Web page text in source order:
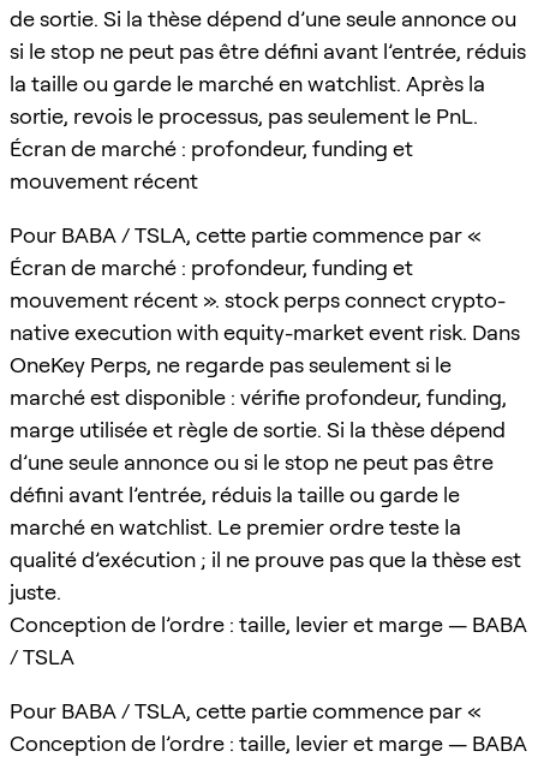
de sortie. Si la thèse dépend d’une seule annonce ou
si le stop ne peut pas être défini avant l’entrée, réduis
la taille ou garde le marché en watchlist. Après la
sortie, revois le processus, pas seulement le PnL.
Écran de marché : profondeur, funding et
mouvement récent
Pour BABA / TSLA, cette partie commence par «
Écran de marché : profondeur, funding et
mouvement récent ». stock perps connect crypto-
native execution with equity-market event risk. Dans
OneKey Perps, ne regarde pas seulement si le
marché est disponible : vérifie profondeur, funding,
marge utilisée et règle de sortie. Si la thèse dépend
d’une seule annonce ou si le stop ne peut pas être
défini avant l’entrée, réduis la taille ou garde le
marché en watchlist. Le premier ordre teste la
qualité d’exécution ; il ne prouve pas que la thèse est
juste.
Conception de l’ordre : taille, levier et marge — BABA
/ TSLA
Pour BABA / TSLA, cette partie commence par «
Conception de l’ordre : taille, levier et marge — BABA